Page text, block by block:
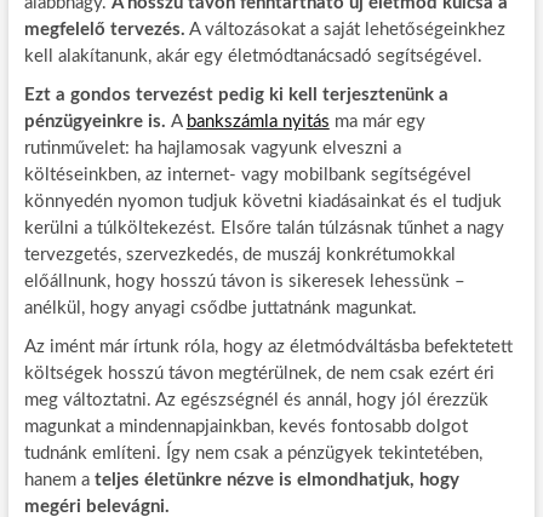
megfelelő tervezés. A változásokat a saját lehetőségeinkhez
kell alakítanunk, akár egy életmódtanácsadó segítségével.
Ezt a gondos tervezést pedig ki kell terjesztenünk a
pénzügyeinkre is. A bankszámla nyitás ma már egy
rutinművelet: ha hajlamosak vagyunk elveszni a
költéseinkben, az internet- vagy mobilbank segítségével
könnyedén nyomon tudjuk követni kiadásainkat és el tudjuk
kerülni a túlköltekezést. Elsőre talán túlzásnak tűnhet a nagy
tervezgetés, szervezkedés, de muszáj konkrétumokkal
előállnunk, hogy hosszú távon is sikeresek lehessünk –
anélkül, hogy anyagi csődbe juttatnánk magunkat.
Az imént már írtunk róla, hogy az életmódváltásba befektetett
költségek hosszú távon megtérülnek, de nem csak ezért éri
meg változtatni. Az egészségnél és annál, hogy jól érezzük
magunkat a mindennapjainkban, kevés fontosabb dolgot
tudnánk említeni. Így nem csak a pénzügyek tekintetében,
hanem a teljes életünkre nézve is elmondhatjuk, hogy
megéri belevágni.